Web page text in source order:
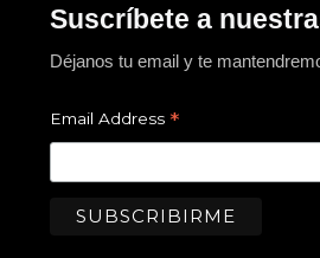
Suscríbete a
Déjanos tu email y te
Email Address *